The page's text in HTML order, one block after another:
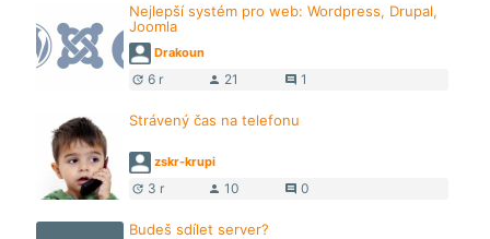
Nejlepší systém pro web: Wordpress, Drupal,
Joomla
Drakoun
update 6 r person 21 comment 1
Strávený čas na telefonu
zskr-krupi
update 3 r person 10 comment 0
Budeš sdílet server?